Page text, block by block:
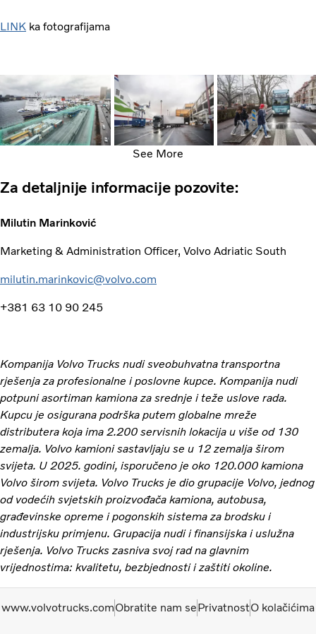
LINK ka fotografijama
See More
Za detaljnije informacije pozovite:
Milutin Marinković
Marketing & Administration Officer, Volvo Adriatic South
milutin.marinkovic@volvo.com
+381 63 10 90 245
Kompanija Volvo Trucks nudi sveobuhvatna transportna
rješenja za profesionalne i poslovne kupce. Kompanija nudi
potpuni asortiman kamiona za srednje i teže uslove rada.
Kupcu je osigurana podrška putem globalne mreže
distributera koja ima 2.200 servisnih lokacija u više od 130
zemalja. Volvo kamioni sastavljaju se u 12 zemalja širom
svijeta. U 2025. godini, isporučeno je oko 120.000 kamiona
Volvo širom svijeta. Volvo Trucks je dio grupacije Volvo, jednog
od vodećih svjetskih proizvođača kamiona, autobusa,
građevinske opreme i pogonskih sistema za brodsku i
industrijsku primjenu. Grupacija nudi i finansijska i uslužna
rješenja. Volvo Trucks zasniva svoj rad na glavnim
vrijednostima: kvalitetu, bezbjednosti i zaštiti okoline.
www.volvotrucks.comObratite nam sePrivatnostO kolačićima